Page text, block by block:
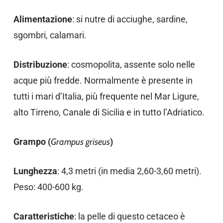
Alimentazione: si nutre di acciughe, sardine,
sgombri, calamari.
Distribuzione: cosmopolita, assente solo nelle
acque più fredde. Normalmente è presente in
tutti i mari d’Italia, più frequente nel Mar Ligure,
alto Tirreno, Canale di Sicilia e in tutto l’Adriatico.
Grampo (Grampus griseus)
Lunghezza: 4,3 metri (in media 2,60-3,60 metri).
Peso: 400-600 kg.
Caratteristiche: la pelle di questo cetaceo è